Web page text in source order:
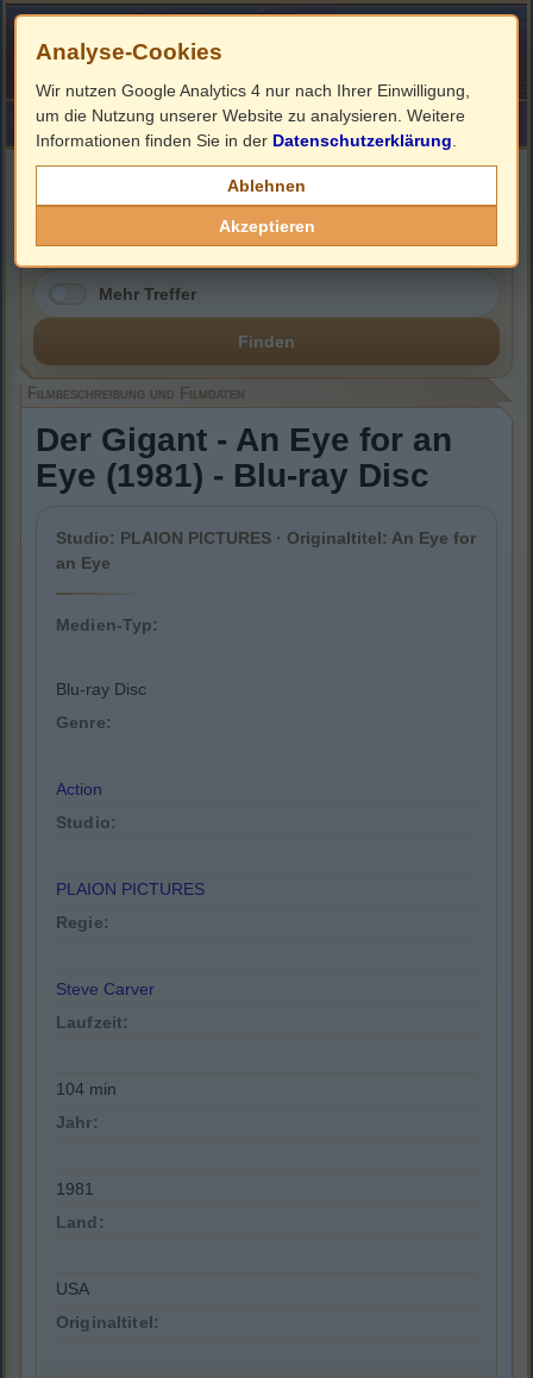
HOME ImpressumLinks
Filmbeschreibung, Cover & Blu-ray Infos
Mehr Treffer
Finden
Filmbeschreibung und Filmdaten
Der Gigant - An Eye for an
Eye (1981) - Blu-ray Disc
Studio: PLAION PICTURES · Originaltitel: An Eye for
an Eye
Medien-Typ:
Blu-ray Disc
Genre:
Action
Studio:
PLAION PICTURES
Regie:
Steve Carver
Laufzeit:
104 min
Jahr:
1981
Land:
USA
Originaltitel:
Analyse-Cookies
Wir nutzen Google Analytics 4 nur nach Ihrer Einwilligung,
um die Nutzung unserer Website zu analysieren. Weitere
Informationen finden Sie in der Datenschutzerklärung
Ablehnen
Akzeptieren